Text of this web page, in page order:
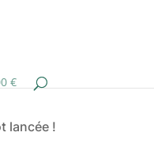
€
lancée !